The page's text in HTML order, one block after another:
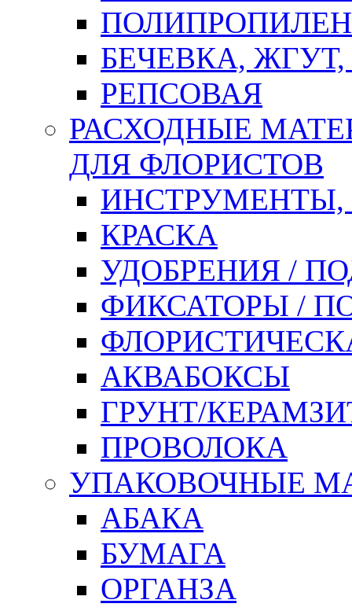
БЕЧЕВКА,
РЕПСОВАЯ
РАСХОДНЫЕ
ДЛЯ ФЛОРИСТОВ
ИНСТРУМЕНТЫ,
КРАСКА
УДОБРЕНИЯ /
ФИКСАТОРЫ /
АКВАБОКСЫ
ГРУНТ/
ПРОВОЛОКА
УПАКОВОЧНЫЕ
АБАКА
БУМАГА
ОРГАНЗА